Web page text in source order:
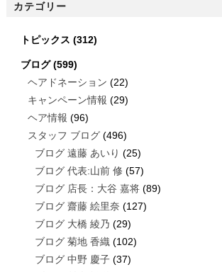
カテゴリー
トピックス (312)
ブログ(599)
ヘアドネーション (22)
キャンペーン情報 (29)
ヘア情報 (96)
スタッフ ブログ(496)
ブログ 遠藤 あいり (25)
ブログ 代表:山前 修 (57)
ブログ 店長：大谷 嘉将(89)
ブログ 齋藤 絵里奈 (127)
ブログ 大橋 綾乃 (29)
ブログ 菊地 香織(102)
ブログ 中野 慶子(37)